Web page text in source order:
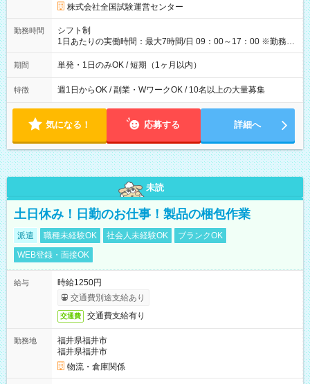
円の場合あり ・国家試験 7:00～13:30（休憩なし） 時給1,300
円（役割手当＋100円）×6時間＝日収8,400円＋交通費 【試用期
間】試用期間なし
株式会社全国試験運営センター
勤務時間
シフト制
1日あたりの実働時間：最大7時間/日 09：00～17：00 ※勤務時
間は 試験により異なります。
期間 単発・1日のみOK / 短期（1ヶ月以内）
特徴 週1日からOK / 副業・WワークOK / 10名以上の大量募集
気になる！ 応募する 詳細へ
未読
土日休み！日勤のお仕事！製品の梱包作業
派遣 職種未経験OK 社会人未経験OK
ブランクOK
WEB登録・面接OK
給与
時給1250円
交通費別途支給あり
交通費 交通費支給有り
勤務地
福井県福井市
福井県福井市
物流・倉庫関係